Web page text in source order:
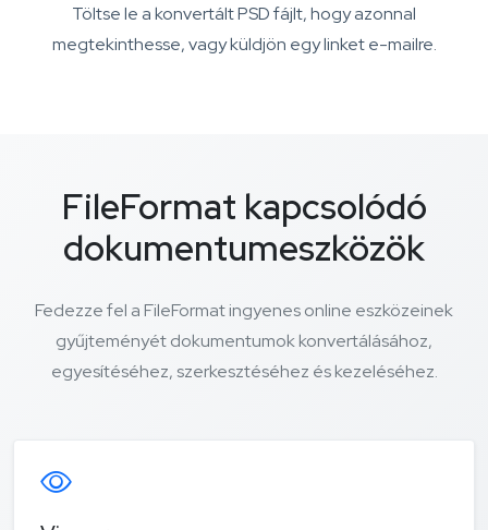
Töltse le a konvertált PSD fájlt, hogy azonnal
megtekinthesse, vagy küldjön egy linket e-mailre.
FileFormat kapcsolódó
dokumentumeszközök
Fedezze fel a FileFormat ingyenes online eszközeinek
gyűjteményét dokumentumok konvertálásához,
egyesítéséhez, szerkesztéséhez és kezeléséhez.